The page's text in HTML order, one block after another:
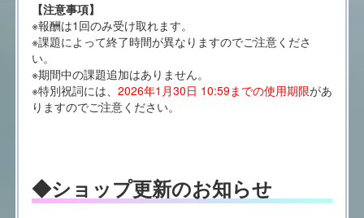
【注意事項】
※報酬は1回のみ受け取れます。
※課題によって終了時間が異なりますのでご注意くださ
い。
※期間中の課題追加はありません。
※特別祝詞には、 2026年1月30日 10:59までの使用期限があ
りますのでご注意ください。
◆ショップ更新のお知らせ